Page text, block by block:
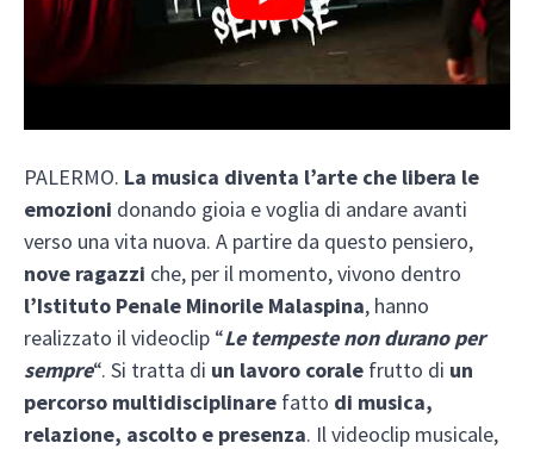
PALERMO. La musica diventa l’arte che libera le
emozioni donando gioia e voglia di andare avanti
verso una vita nuova. A partire da questo pensiero,
nove ragazzi che, per il momento, vivono dentro
l’Istituto Penale Minorile Malaspina, hanno
realizzato il videoclip “Le tempeste non durano per
sempre“. Si tratta di un lavoro corale frutto di un
percorso multidisciplinare fatto di musica,
relazione, ascolto e presenza. Il videoclip musicale,